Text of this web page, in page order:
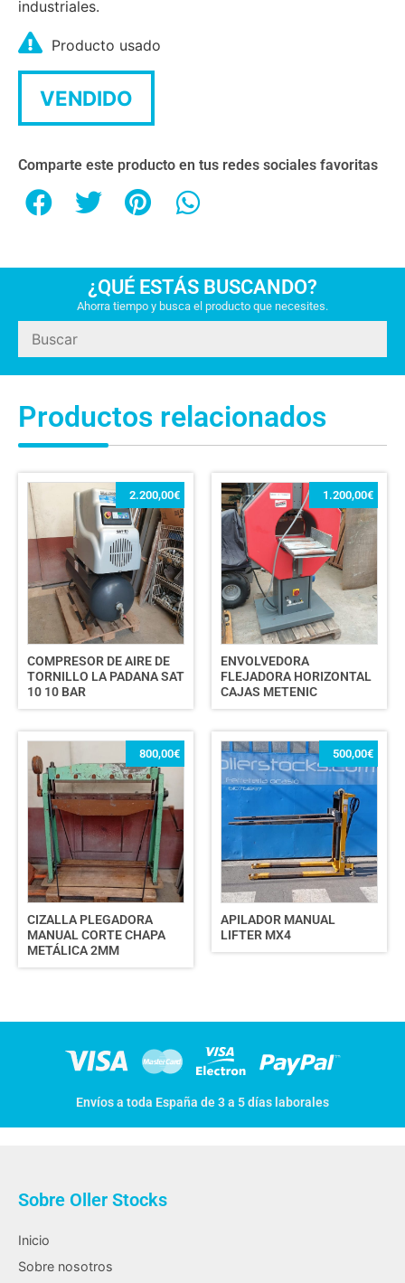
industriales.
Producto usado
VENDIDO
Comparte este producto en tus redes sociales favoritas
¿QUÉ ESTÁS BUSCANDO?
Ahorra tiempo y busca el producto que necesites.
Productos relacionados
COMPRESOR DE AIRE DE
TORNILLO LA PADANA SAT
10 10 BAR
2.200,00€
ENVOLVEDORA
FLEJADORA HORIZONTAL
CAJAS METENIC
1.200,00€
CIZALLA PLEGADORA
MANUAL CORTE CHAPA
METÁLICA 2MM
800,00€
APILADOR MANUAL
LIFTER MX4
500,00€
Envíos a toda España de 3 a 5 días laborales
Sobre Oller Stocks
Inicio
Sobre nosotros